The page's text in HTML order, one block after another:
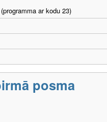
ar kodu 23)
posma